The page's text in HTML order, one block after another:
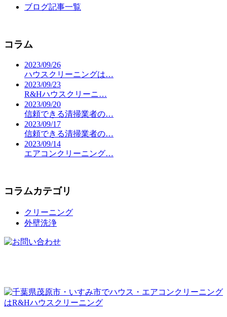
ブログ記事一覧
コラム
2023/09/26
ハウスクリーニングは…
2023/09/23
R&Hハウスクリーニ…
2023/09/20
信頼できる清掃業者の…
2023/09/17
信頼できる清掃業者の…
2023/09/14
エアコンクリーニング…
コラムカテゴリ
クリーニング
外壁洗浄